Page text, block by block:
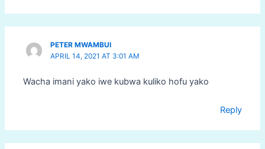
PETER MWAMBUI
APRIL 14, 2021 AT 3:01 AM
Wacha imani yako iwe kubwa kuliko hofu yako
Reply